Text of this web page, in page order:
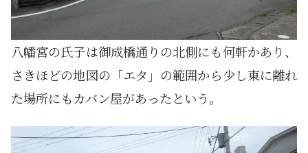
八幡宮の氏子は御成橋通りの北側にも何軒かあり、
さきほどの地図の「エタ」の範囲から少し東に離れ
た場所にもカバン屋があったという。